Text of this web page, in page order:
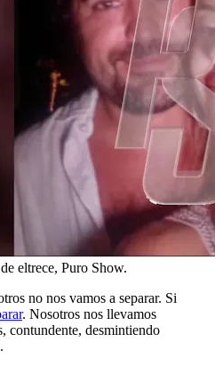
eltrece, Puro Show.
no nos vamos a separar. Si
. Nosotros nos llevamos
contundente, desmintiendo